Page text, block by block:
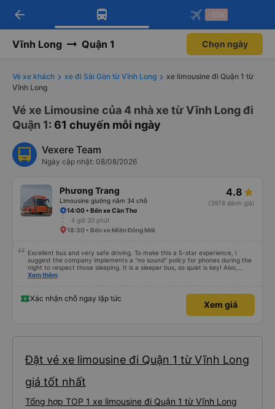
Tải app Vexere ngay!
Nhận ưu đãi thành viên độc
Mở app
Tải app Vexere
-30k/ghế khi đặt vé máy bay qua
Mở app
arrow_back -30k
Vĩnh Long Quận 1 Chọn ngày
Vé xe khách xe đi Sài Gòn từ Vĩnh Long
xe limousine đi Quận 1 từ
Vĩnh Long
Vé xe Limousine của 4 nhà xe từ Vĩnh Long đi
Quận 1: 61 chuyến mỗi ngày
Vexere Team
Ngày cập nhật: 08/08/2026
Phương Trang
Limousine giường nằm 34 chỗ
4.8
(3978 đánh giá)
14:00 • Bến xe Cần Thơ
4 giờ 30 phút
18:30 • Bến xe Miền Đông Mới
Excellent bus and very safe driving. To make this a 5-star experience, I
suggest the company implements a "no sound" policy for phones during the
night to respect those sleeping. It is a sleeper bus, so quiet is key! Also,
please display the Wi-Fi password clearly inside the cabin for convenience. I
quy định rõ ràng về việc giữ im lặng (tắt âm thanh điện thoại) vào ban đêm
để tránh làm phiền hành khách khác ngủ. Ngoài ra, nhà xe nên dán sẵn mật
khẩu Wi-Fi trong xe để hành khách dễ dàng sử dụng. Tôi vẫn sẽ tiếp tục ủng
Xem thêm
Xác nhận chỗ ngay lập tức
Xem giá
Đặt vé xe limousine đi Quận 1 từ Vĩnh Long
giá tốt nhất
Tổng hợp TOP 1 xe limousine đi Quận 1 từ Vĩnh Long